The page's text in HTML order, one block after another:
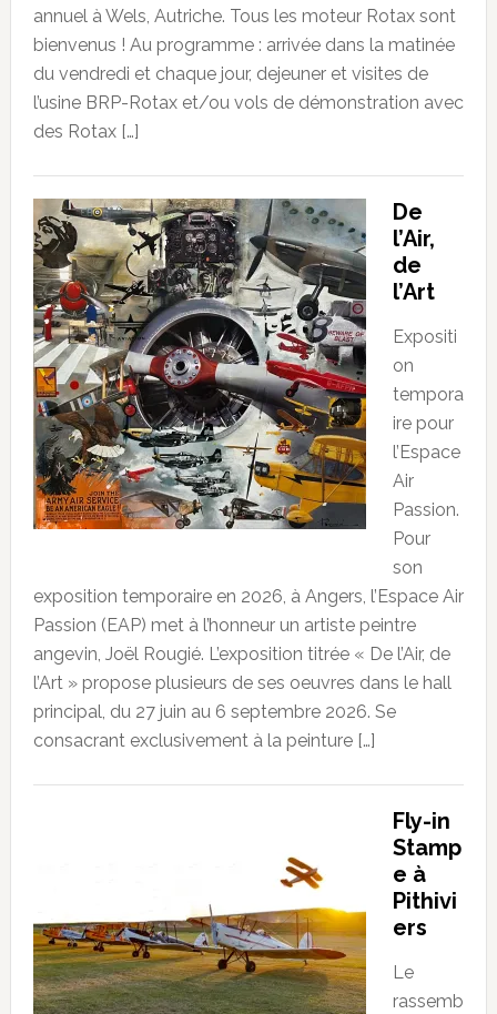
annuel à Wels, Autriche. Tous les moteur Rotax sont
bienvenus ! Au programme : arrivée dans la matinée
du vendredi et chaque jour, dejeuner et visites de
l’usine BRP-Rotax et/ou vols de démonstration avec
des Rotax […]
De
l’Air,
de
l’Art
Expositi
on
tempora
ire pour
l’Espace
Air
Passion.
Pour
son
exposition temporaire en 2026, à Angers, l’Espace Air
Passion (EAP) met à l’honneur un artiste peintre
angevin, Joël Rougié. L’exposition titrée « De l’Air, de
l’Art » propose plusieurs de ses oeuvres dans le hall
principal, du 27 juin au 6 septembre 2026. Se
consacrant exclusivement à la peinture […]
Fly-in
Stamp
e à
Pithivi
ers
Le
rassemb